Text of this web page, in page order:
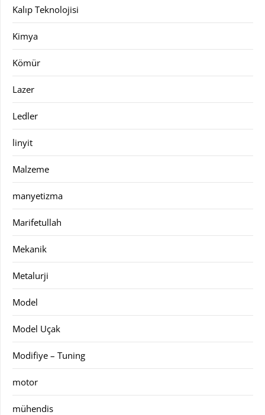
Kalıp Teknolojisi
Kimya
Kömür
Lazer
Ledler
linyit
Malzeme
manyetizma
Marifetullah
Mekanik
Metalurji
Model
Model Uçak
Modifiye – Tuning
motor
mühendis